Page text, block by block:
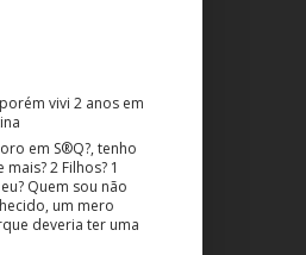
vivi 2 anos em
em S®Q?, tenho
2 Filhos? 1
Quem sou não
um mero
deveria ter uma